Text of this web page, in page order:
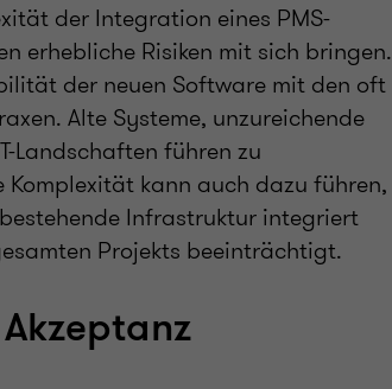
der Integration eines PMS-
erhebliche Risiken mit sich bringen.
der neuen Software mit den oft
Alte Systeme, unzureichende
Landschaften führen zu
Komplexität kann auch dazu führen,
Infrastruktur integriert
Projekts beeinträchtigt.